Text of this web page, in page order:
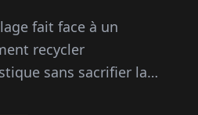
fait face à un
recycler
sans sacrifier la